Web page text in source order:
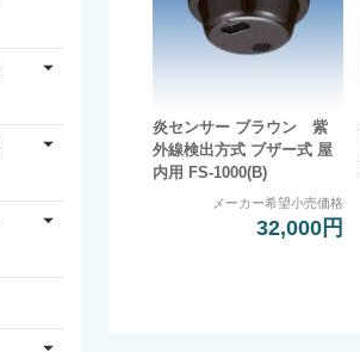
炎センサー ブラウン 紫
外線検出方式 ブザー式 屋
内用 FS-1000(B)
メーカー希望小売価格
32,000円